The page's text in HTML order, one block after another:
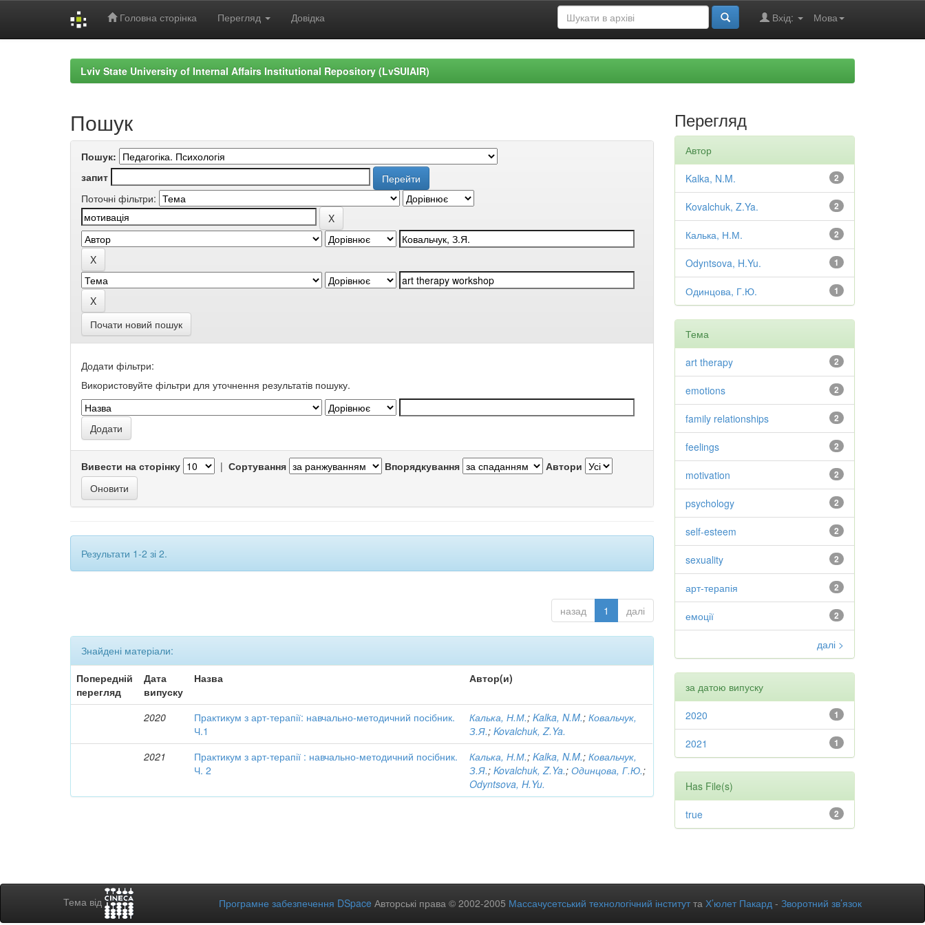
Головна сторінка Перегляд Довідка Мова
Вхід:
Lviv State University of Internal Affairs Institutional Repository (LvSUIAIR)
Пошук
Пошук:
запит
Поточні фільтри:
Почати новий пошук
Додати фільтри:
Використовуйте фільтри для уточнення результатів пошуку.
Вивести на сторінку | Сортування Впорядкування Автори
Результати 1-2 зі 2.
назад 1 далі
Знайдені матеріали:
Попередній
перегляд
Дата
випуску
Назва Автор(и)
2020
Практикум з арт-терапії: навчально-методичний посібник.
Ч.1
Калька, Н.М.;Kalka, N.M.;Ковальчук,
З.Я.;Kovalchuk, Z.Ya.
2021
Практикум з арт-терапії : навчально-методичний посібник.
Ч. 2
Калька, Н.М.;Kalka, N.M.;Ковальчук,
З.Я.;Kovalchuk, Z.Ya.;Одинцова, Г.Ю.;
Odyntsova, H.Yu.
Перегляд
Автор
2
Kalka, N.M.
2
Kovalchuk, Z.Ya.
2
Калька, Н.М.
1
Odyntsova, H.Yu.
1
Одинцова, Г.Ю.
Тема
2
art therapy
2
emotions
2
family relationships
2
feelings
2
motivation
2
psychology
2
self-esteem
2
sexuality
2
арт-терапія
2
емоції
далі >
за датою випуску
1
2020
1
2021
Has File(s)
2
true
Тема від Програмне забезпечення DSpace Авторські права © 2002-2005 Массачусетський технологічний інститутта Х’юлет Пакард - Зворотний зв’язок